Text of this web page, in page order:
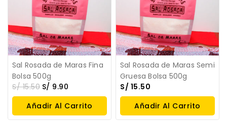
Sal Rosada de Maras Fina
Bolsa 500g
S/15.50 S/ 9.90
Añadir Al Carrito
Sal Rosada de Maras Semi
Gruesa Bolsa 500g
S/ 15.50
Añadir Al Carrito
Sin categorizar